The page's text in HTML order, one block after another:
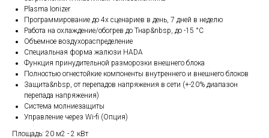
Plasma Ionizer
Программирование до 4х сценариев в день, 7 дней в неделю
Работа на охлаждение/обогрев до Тнар&nbsp, до -15 °С
Объемное воздухораспределение
Cпециальная форма жалюзи HADA
Функция принудительной разморозки внешнего блока
Полностью огнестойкие компоненты внутреннего и внешнего блоков
Защита&nbsp, от перепадов напряжения в сети (+-20% диапазон
перепада напряжения)
Система молниезащиты
Управление через Wi-fi (Опция)
Площадь: 20 м2 - 2 кВт